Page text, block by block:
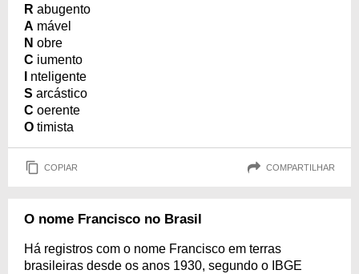
R abugento
A mável
N obre
C iumento
nteligente
S arcástico
C oerente
O timista
COPIAR COMPARTILHAR
O nome Francisco no Brasil
Há registros com o nome Francisco em terras
brasileiras desde os anos 1930, segundo o IBGE